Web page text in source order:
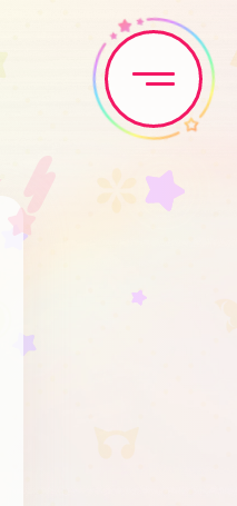
News
Anime